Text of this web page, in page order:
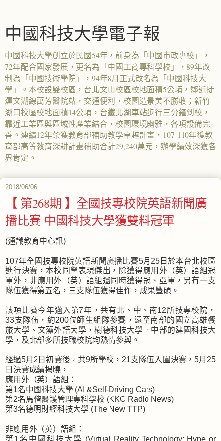
中國科技大學電子報
中國科技大學創立於民國54年，前身為「中國市政專校」，
72年配合國家發展，更名為「中國工商專科學校」，89年改
制為「中國技術學院」，94年8月正式改名為「中國科技大
學」。本校設雙校區，台北文山校區校地面積5公頃，鄰近捷
運文湖線萬芳醫院站，交通便利，校園造景美不勝收；新竹
湖口校區校地面積14公頃，台鐵北湖車站步行三分鐘到校，
靠近工業區與區域性產業結合，校園環境幽雅，各項設備完
善。連續12年榮獲教育部補助教學卓越計畫，107-110年獲教
育部高等教育深耕計畫補助合計29,240萬元，辦學績效深獲各
界肯定。
2018/06/06
【 第268期 】全國技專校院英語新聞廣
播比賽 中國科技大學獲雙料冠軍
(通識教育中心訊)
107年全國技專校院英語新聞廣播比賽5月25日於本台北校區
進行決賽，本校同學表現傑出，除獲得應用外（英）語組冠
軍外，非應用外（英）語組還同時獲得冠、亞軍，另有一支
隊伍獲得第五名，三支隊伍獲得佳作，成果豐碩。
該項比賽今年邁入第7年，共有北、中、南12所技專校院，
33支隊伍，約200位師生組隊參賽，遠至南部的國立高雄餐
旅大學、文藻外語大學，樹德科技大學，中部的建國科技大
學，及北部多所技職校院均熱情參與。
經過5月2日初賽後，共9所學校，21支隊伍入圍決賽，5月25
日決賽成績揭曉，
應用外（英）語組：
第1名中國科技大學 (AI &Self-Driving Cars)
第2名馬偕醫護管理專科學校 (KKC Radio News)
第3名德明財經科技大學 (The New TTP)
非應用外（英）語組：
第1名中國科技大學 (Virtual Reality Technology: Hype or